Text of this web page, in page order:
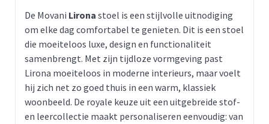
De Movani Lirona stoel is een stijlvolle uitnodiging
om elke dag comfortabel te genieten. Dit is een stoel
die moeiteloos luxe, design en functionaliteit
samenbrengt. Met zijn tijdloze vormgeving past
Lirona moeiteloos in moderne interieurs, maar voelt
hij zich net zo goed thuis in een warm, klassiek
woonbeeld. De royale keuze uit een uitgebreide stof-
en leercollectie maakt personaliseren eenvoudig: van